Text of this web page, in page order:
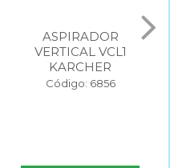
ASPIRADOR
VERTICAL VCL1
KARCHER
Código: 6856